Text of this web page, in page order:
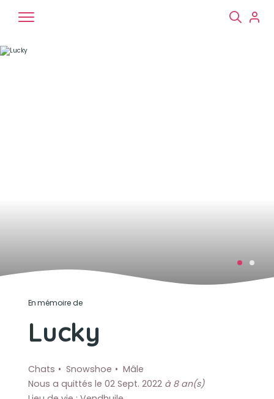
En mémoire de
Lucky
Chats Snowshoe
Mâle
Nous a quittés le 02 Sept. 2022 à 8 an(s)